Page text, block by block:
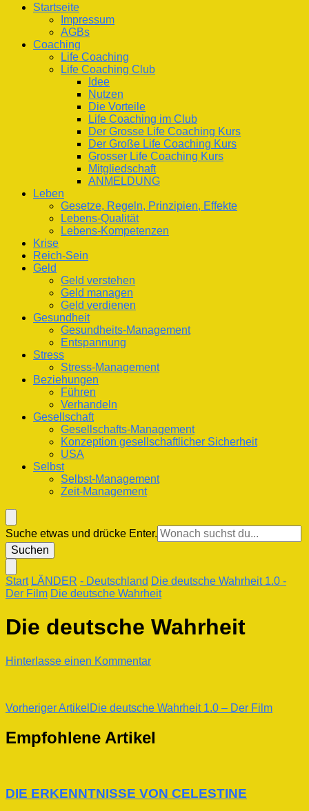
Life Coaching Club
Für Deine Lebenskompetenz
Startseite
Impressum
AGBs
Coaching
Life Coaching
Life Coaching Club
Idee
Nutzen
Die Vorteile
Life Coaching im Club
Der Grosse Life Coaching Kurs
Der Große Life Coaching Kurs
Grosser Life Coaching Kurs
Mitgliedschaft
ANMELDUNG
Leben
Gesetze, Regeln, Prinzipien, Effekte
Lebens-Qualität
Lebens-Kompetenzen
Krise
Reich-Sein
Geld
Geld verstehen
Geld managen
Geld verdienen
Gesundheit
Gesundheits-Management
Entspannung
Stress
Stress-Management
Beziehungen
Führen
Verhandeln
Gesellschaft
Gesellschafts-Management
Konzeption gesellschaftlicher Sicherheit
USA
Selbst
Selbst-Management
Zeit-Management
Suchst
du
nach
Suche etwas und drücke Enter.
Start LÄNDER - Deutschland Die deutsche Wahrheit 1.0 -
Der Film Die deutsche Wahrheit
Die deutsche Wahrheit
Hinterlasse einen Kommentarzu
Beitragsnavigation
Vorheriger Artikel Die deutsche Wahrheit 1.0 – Der Film
Empfohlene Artikel
DIE ERKENNTNISSE VON CELESTINE